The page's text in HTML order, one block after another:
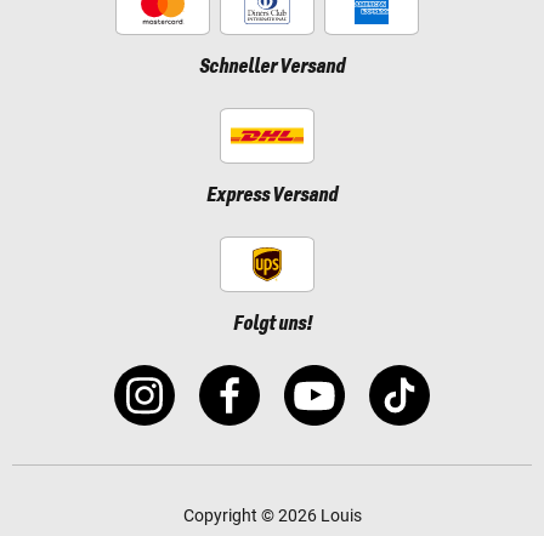
Schneller Versand
Express Versand
Folgt uns!
Copyright © 2026 Louis